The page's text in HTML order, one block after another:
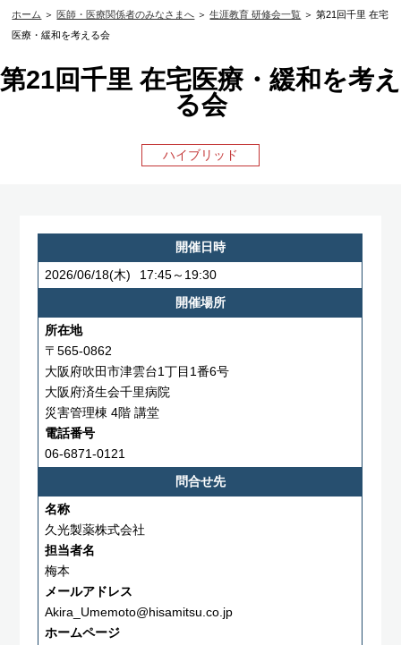
ホーム ＞医師・医療関係者のみなさまへ ＞生涯教育 研修会一覧 ＞ 第21回千里 在宅
医療・緩和を考える会
第21回千里 在宅医療・緩和を考え
る会
ハイブリッド
開催日時
2026/06/18(木)
17:45～19:30
開催場所
所在地
〒565-0862
大阪府吹田市津雲台1丁目1番6号
大阪府済生会千里病院
災害管理棟 4階 講堂
電話番号
06-6871-0121
問合せ先
名称
久光製薬株式会社
担当者名
梅本
メールアドレス
Akira_Umemoto@hisamitsu.co.jp
ホームページ